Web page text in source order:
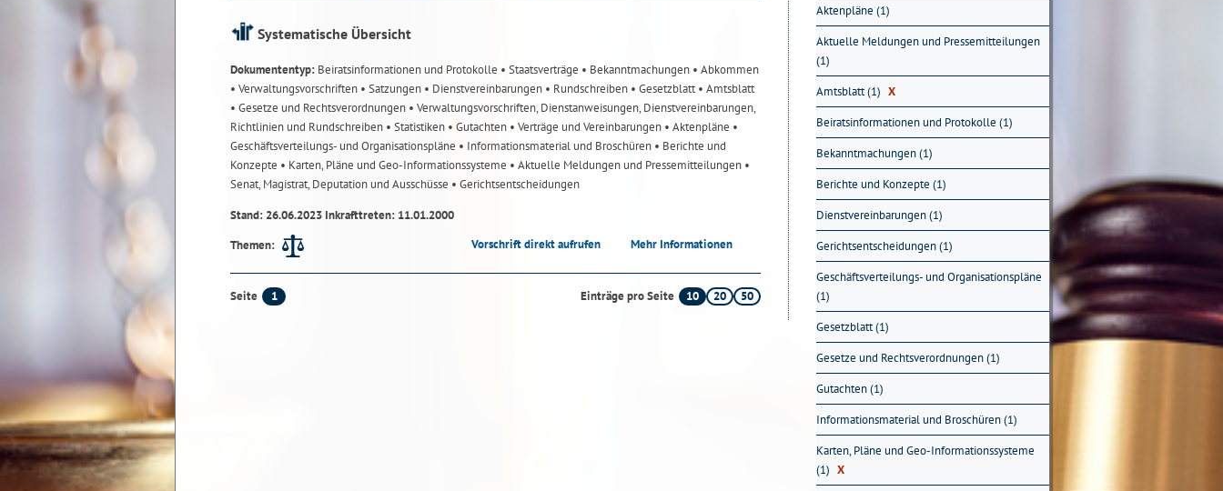
Systematische Übersicht
Dokumententyp: Beiratsinformationen und Protokolle • Staatsverträge • Bekanntmachungen • Abkommen
• Verwaltungsvorschriften • Satzungen • Dienstvereinbarungen • Rundschreiben • Gesetzblatt• Amtsblatt
• Gesetze und Rechtsverordnungen • Verwaltungsvorschriften, Dienstanweisungen, Dienstvereinbarungen,
Richtlinien und Rundschreiben • Statistiken • Gutachten • Verträge und Vereinbarungen • Aktenpläne •
Geschäftsverteilungs- und Organisationspläne • Informationsmaterial und Broschüren • Berichte und
Konzepte • Karten, Pläne und Geo-Informationssysteme • Aktuelle Meldungen und Pressemitteilungen •
Senat, Magistrat, Deputation und Ausschüsse • Gerichtsentscheidungen
Stand: 26.06.2023 Inkrafttreten: 11.01.2000
Themen:
Vorschrift direkt aufrufen Mehr Informationen
Seite 1 Einträge pro Seite 10 20 50
Aktenpläne (1)
Aktuelle Meldungen und Pressemitteilungen
(1)
Amtsblatt (1) X
Beiratsinformationen und Protokolle (1)
Bekanntmachungen (1)
Berichte und Konzepte (1)
Dienstvereinbarungen (1)
Gerichtsentscheidungen (1)
Geschäftsverteilungs- und Organisationspläne
(1)
Gesetzblatt (1)
Gesetze und Rechtsverordnungen (1)
Gutachten (1)
Informationsmaterial und Broschüren (1)
Karten, Pläne und Geo-Informationssysteme
(1) X